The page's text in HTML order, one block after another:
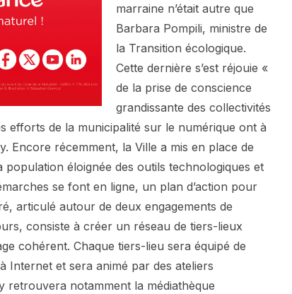
marraine n’était autre que
Barbara Pompili, ministre de
la Transition écologique.
Cette dernière s’est réjouie «
de la prise de conscience
grandissante des collectivités
efforts de la municipalité sur le numérique ont à
Encore récemment, la Ville a mis en place de
éloignée des outils technologiques et
se font en ligne, un plan d’action pour
articulé autour de deux engagements de
consiste à créer un réseau de tiers-lieux
cohérent. Chaque tiers-lieu sera équipé de
Internet et sera animé par des ateliers
retrouvera notamment la médiathèque